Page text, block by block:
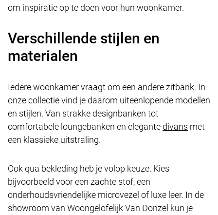
om inspiratie op te doen voor hun woonkamer.
Verschillende stijlen en
materialen
Iedere woonkamer vraagt om een andere zitbank. In
onze collectie vind je daarom uiteenlopende modellen
en stijlen. Van strakke designbanken tot
comfortabele loungebanken en elegante divans met
een klassieke uitstraling.
Ook qua bekleding heb je volop keuze. Kies
bijvoorbeeld voor een zachte stof, een
onderhoudsvriendelijke microvezel of luxe leer. In de
showroom van Woongelofelijk Van Donzel kun je